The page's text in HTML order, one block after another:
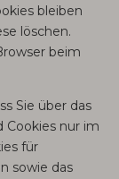
bleiben
löschen.
beim
Sie über das
Cookies nur im
für
sowie das